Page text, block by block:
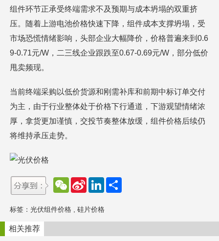
组件环节正承受终端需求不及预期与成本坍塌的双重挤
压。随着上游电池价格快速下降，组件成本支撑坍塌，受
市场恐慌情绪影响，头部企业大幅降价，价格普遍来到0.6
9-0.71元/W，二三线企业跟跌至0.67-0.69元/W，部分低价
甩卖频现。
当前终端采购以低价货源和刚需补库和前期中标订单交付
为主，由于行业整体处于价格下行通道，下游观望情绪浓
厚，拿货更加谨慎，交投节奏整体放缓，组件价格后续仍
将维持承压走势。
W
e
a
t
S
a
W
e
b
L
e
d
n
标签： 光伏组件价格 硅片价格
相关推荐